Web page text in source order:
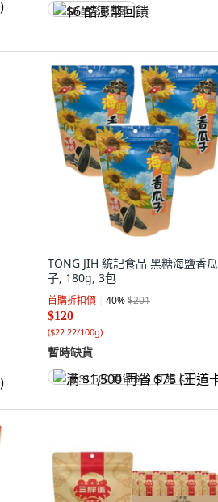
$6 酷澎幣回饋
TONG JIH 統記食品 黑糖海鹽香瓜
子, 180g, 3包
首購折扣價 40%$201
$120
($22.22/100g)
暫時缺貨
满 $1,500 再省 $75 (王道卡)